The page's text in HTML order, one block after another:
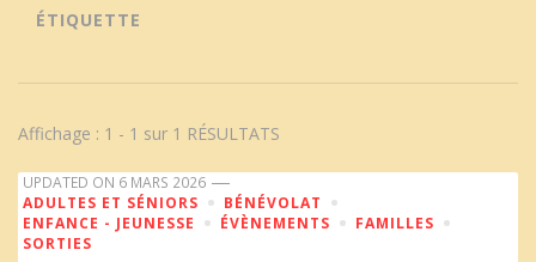
ÉTIQUETTE
Affichage : 1 - 1 sur 1 RÉSULTATS
UPDATED ON 6 MARS 2026
ADULTES ET SÉNIORS
BÉNÉVOLAT
ENFANCE - JEUNESSE
ÉVÈNEMENTS
FAMILLES
SORTIES